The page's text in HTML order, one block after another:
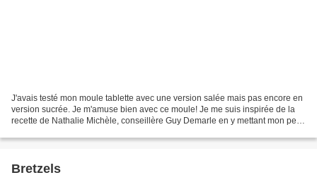
J'avais testé mon moule tablette avec une version salée mais pas encore en
version sucrée. Je m'amuse bien avec ce moule! Je me suis inspirée de la
recette de Nathalie Michèle, conseillère Guy Demarle en y mettant mon petit
Bretzels